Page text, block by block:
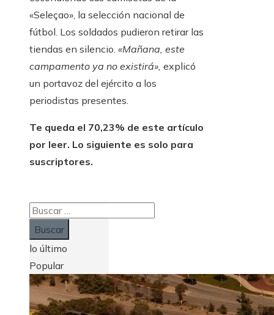
«Seleçao», la selección nacional de
fútbol. Los soldados pudieron retirar las
tiendas en silencio. «Mañana, este
campamento ya no existirá», explicó
un portavoz del ejército a los
periodistas presentes.
Te queda el 70,23% de este artículo
por leer. Lo siguiente es solo para
suscriptores.
Buscar:
lo último
Popular